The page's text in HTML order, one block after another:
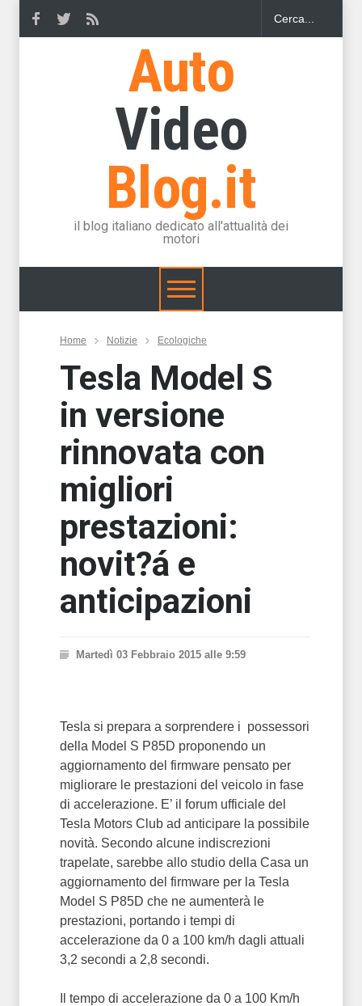
Auto
Video
Blog.it
il blog italiano dedicato all'attualità dei
motori
Home Notizie Ecologiche
Tesla Model S
in versione
rinnovata con
migliori
prestazioni:
novit?á e
anticipazioni
Martedì 03 Febbraio 2015 alle 9:59
Tesla si prepara a sorprendere i possessori
della Model S P85D proponendo un
aggiornamento del firmware pensato per
migliorare le prestazioni del veicolo in fase
di accelerazione. E’ il forum ufficiale del
Tesla Motors Club ad anticipare la possibile
novità. Secondo alcune indiscrezioni
trapelate, sarebbe allo studio della Casa un
aggiornamento del firmware per la Tesla
Model S P85D che ne aumenterà le
prestazioni, portando i tempi di
accelerazione da 0 a 100 km/h dagli attuali
3,2 secondi a 2,8 secondi.
Il tempo di accelerazione da 0 a 100 Km/h